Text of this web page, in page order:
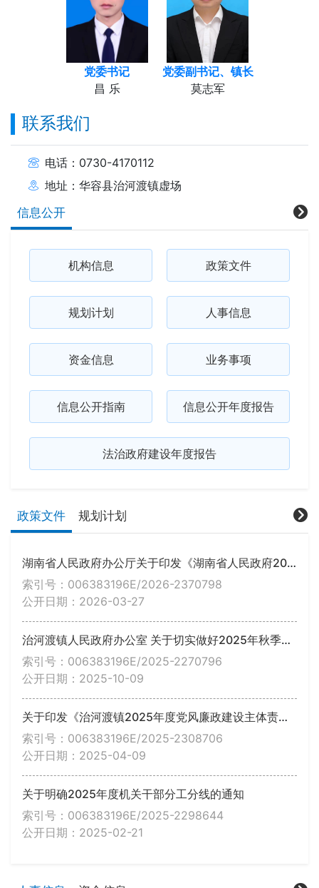
党委书记
昌 乐
党委副书记、镇长
莫志军
联系我们
电话：0730-4170112
地址：华容县治河渡镇虚场
信息公开
机构信息 政策文件
规划计划 人事信息
资金信息 业务事项
信息公开指南 信息公开年度报告
法治政府建设年度报告
政策文件 规划计划
湖南省人民政府办公厅关于印发《湖南省人民政府2026年立法计划》的通知
索引号：006383196E/2026-2370798
公开日期：2026-03-27
治河渡镇人民政府办公室 关于切实做好2025年秋季动物防疫工作的通知
索引号：006383196E/2025-2270796
公开日期：2025-10-09
关于印发《治河渡镇2025年度党风廉政建设主体责任工作规划》的通知
索引号：006383196E/2025-2308706
公开日期：2025-04-09
关于明确2025年度机关干部分工分线的通知
索引号：006383196E/2025-2298644
公开日期：2025-02-21